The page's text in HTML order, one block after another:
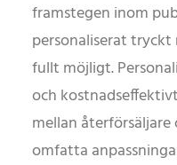
framstegen inom
personaliserat
fullt möjligt.
och
mellan
omfatta